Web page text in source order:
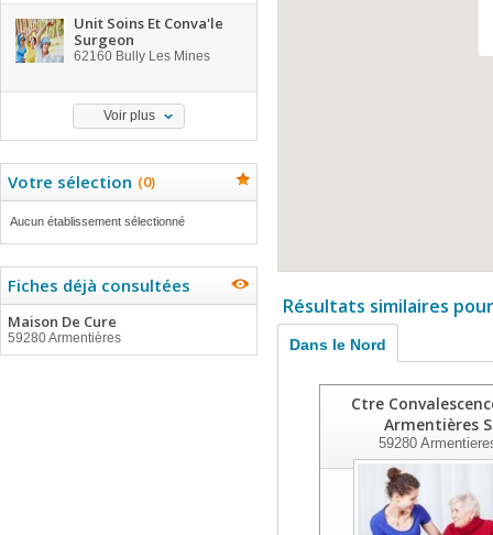
Unit Soins Et Conva'le
Surgeon
62160 Bully Les Mines
Voir plus
Votre sélection (0)
Aucun établissement sélectionné
Fiches déjà consultées
Maison De Cure
59280 Armentières
Résultats similaires
Dans le Nord
Ctre
Armentières S
59280